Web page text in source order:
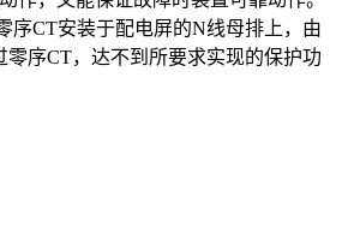
序CT安装于配电屏的N线母排上，由
序CT，达不到所要求实现的保护功